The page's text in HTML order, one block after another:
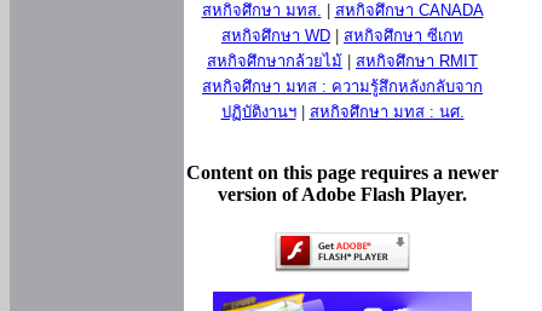
สหกิจศึกษา มทส.
สหกิจศึกษา CANADA
สหกิจศึกษา WD
สหกิจศึกษา ซีเกท
สหกิจศึกษากล้วยไม้
สหกิจศึกษา RMIT
สหกิจศึกษา มทส : ความรู้สึกหลังกลับจาก
ปฏิบัติงานฯ| สหกิจศึกษา มทส : นศ.
Content on this page requires a newer
version of Adobe Flash Player.